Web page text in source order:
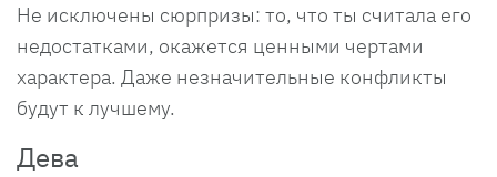
Не исключены сюрпризы: то, что ты считала его
недостатками, окажется ценными чертами
характера. Даже незначительные конфликты
будут к лучшему.
Дева